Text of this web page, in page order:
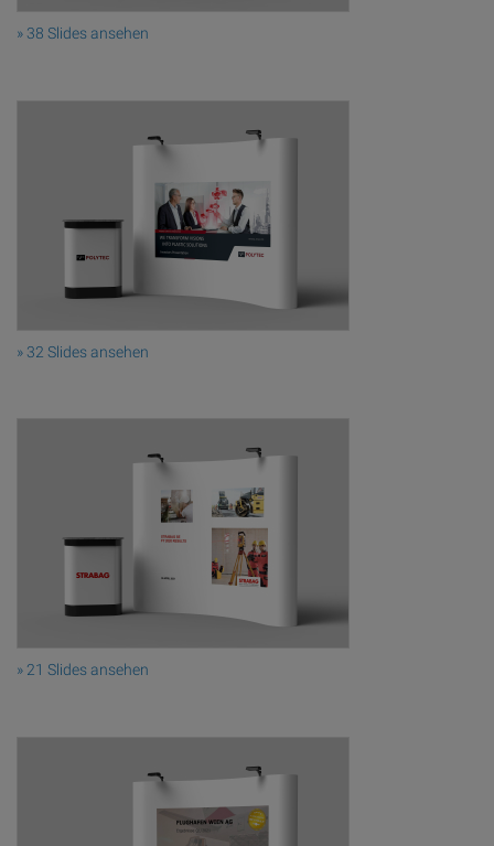
» 38 Slides ansehen
» 32 Slides ansehen
» 21 Slides ansehen